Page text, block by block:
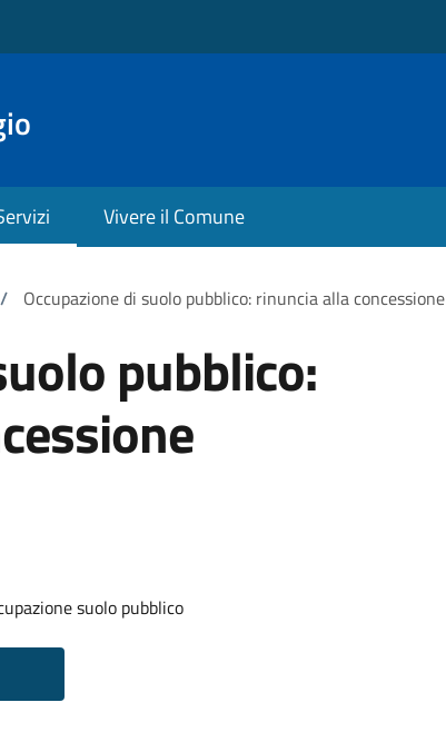
Vivere il Comune
/ Occupazione di suolo pubblico: rinuncia alla concessione
pubblico:
suolo pubblico